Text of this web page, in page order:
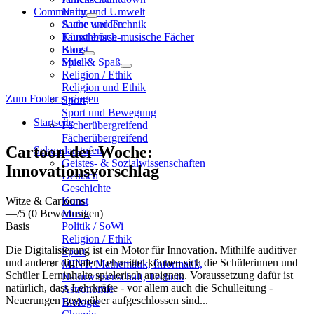
Natur und Umwelt
Sache und Technik
Künstlerisch-musische Fächer
Kunst
Musik
Religion / Ethik
Religion und Ethik
Sport
Sport und Bewegung
Fächerübergreifend
Fächerübergreifend
Sekundarstufen
Geistes- & Sozialwissenschaften
Deutsch
Geschichte
Kunst
Musik
Politik / SoWi
Religion / Ethik
Sport
MINT: Mathematik, Informatik,
Naturwissenschaft, Technik
Astronomie
Biologie
Community
Autor werden
Tauschbörse
Blog
Spiel & Spaß
Zum Footer springen
Startseite
Cartoon der Woche:
Innovationsvorschlag
Witze & Cartoons
—/5 (0 Bewertungen)
Basis
Die Digitalisierung ist ein Motor für Innovation. Mithilfe auditiver
und anderer digitaler Lehrmittel können sich die Schülerinnen und
Schüler Lerninhalte spielerisch aneignen. Voraussetzung dafür ist
natürlich, dass Lehrkräfte - vor allem auch die Schulleitung -
Neuerungen gegenüber aufgeschlossen sind...